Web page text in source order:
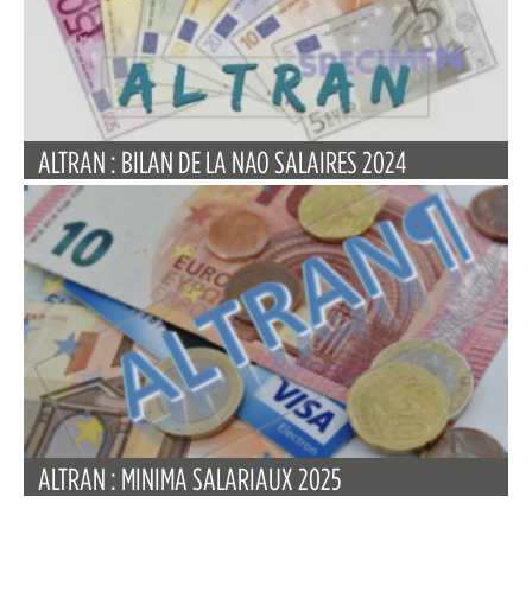
ALTRAN : BILAN DE LA NAO SALAIRES 2024
ALTRAN : MINIMA SALARIAUX 2025